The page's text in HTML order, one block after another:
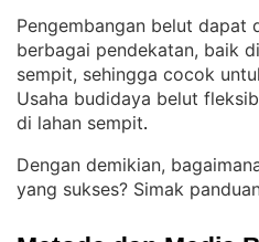
Pengembangan belut dapat
berbagai pendekatan, baik
sempit, sehingga cocok
Usaha budidaya belut
di lahan sempit.
Dengan demikian,
yang sukses? Simak